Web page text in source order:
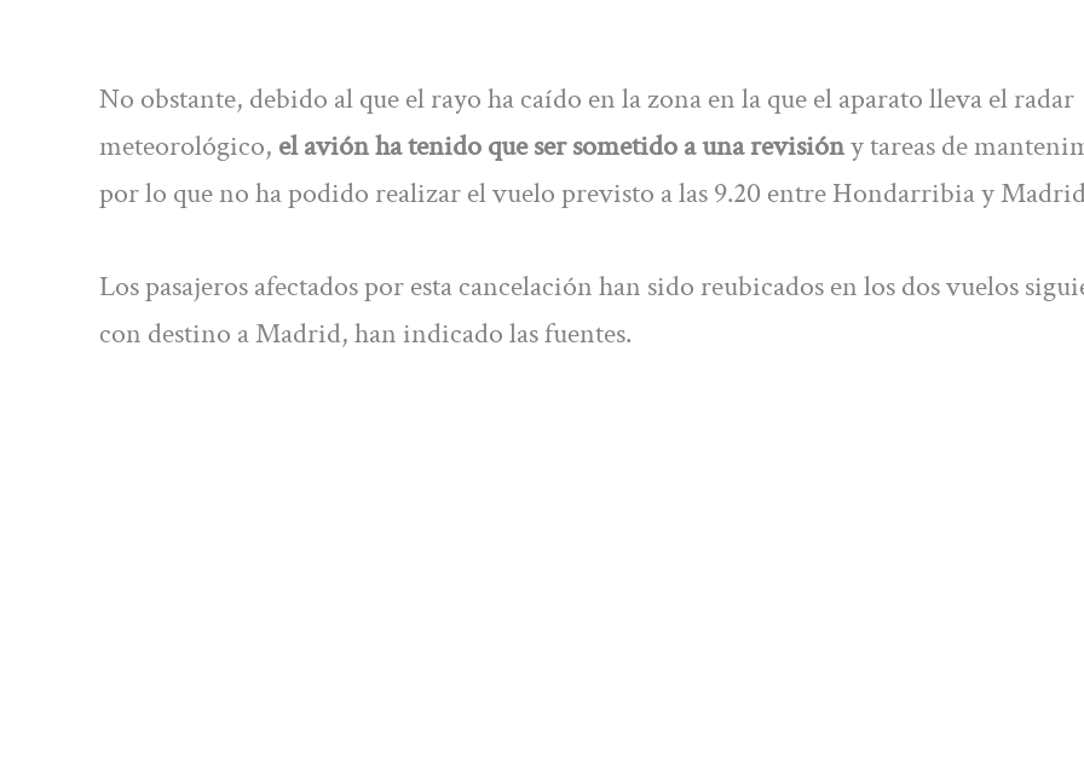
No obstante, debido al que el rayo ha caído en la zona en la que el aparato lleva el radar
meteorológico, el avión ha tenido que ser sometido a una revisióny tareas de
por lo que no ha podido realizar el vuelo previsto a las 9.20 entre Hondarribia y
Los pasajeros afectados por esta cancelación han sido reubicados en los dos vuelos
con destino a Madrid, han indicado las fuentes.